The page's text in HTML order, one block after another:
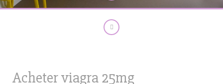
Acheter viagra 25mg